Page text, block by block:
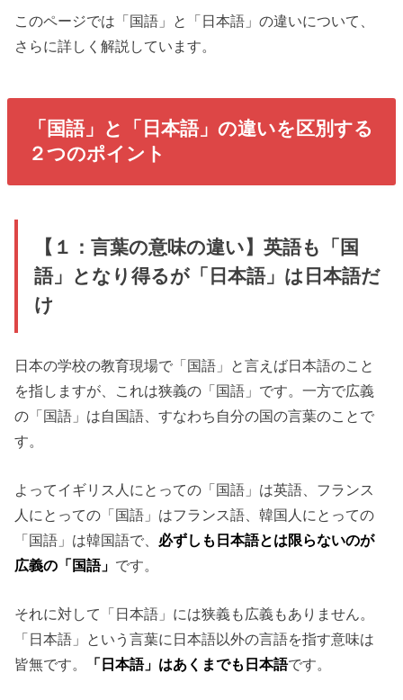
このページでは「国語」と「日本語」の違いについて、
さらに詳しく解説しています。
「国語」と「日本語」の違いを区別する
２つのポイント
【１：言葉の意味の違い】英語も「国
語」となり得るが「日本語」は日本語だ
け
日本の学校の教育現場で「国語」と言えば日本語のこと
を指しますが、これは狭義の「国語」です。一方で広義
の「国語」は自国語、すなわち自分の国の言葉のことで
す。
よってイギリス人にとっての「国語」は英語、フランス
人にとっての「国語」はフランス語、韓国人にとっての
「国語」は韓国語で、 必ずしも日本語とは限らないのが
広義の「国語」 です。
それに対して「日本語」には狭義も広義もありません。
「日本語」という言葉に日本語以外の言語を指す意味は
皆無です。
「日本語」はあくまでも日本語です。